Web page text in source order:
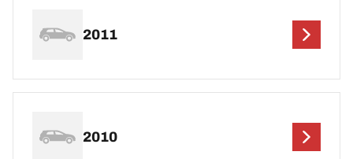
2011
2010